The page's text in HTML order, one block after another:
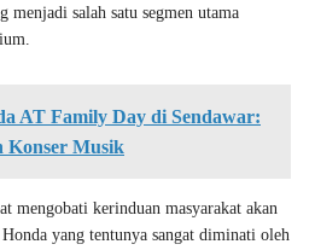
menjadi salah satu segmen utama
AT Family Day di Sendawar:
Konser Musik
mengobati kerinduan masyarakat akan
yang tentunya sangat diminati oleh